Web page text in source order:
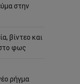
στην
βίντεο και
φως
ρήγμα